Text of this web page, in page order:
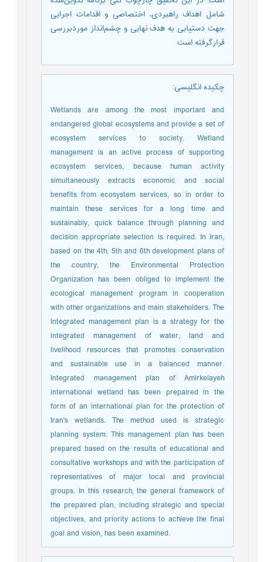
شامل اهداف راهبردی، اختصاصی و اقدامات اجرایی
جهت دستيابی به هدف نهایی و چشم‌انداز موردبررسی
قرارگرفته است
چکیده انگلیسی:
Wetlands are among the most important and
endangered global ecosystems and provide a set of
ecosystem services to society. Wetland
management is an active process of supporting
ecosystem services, because human activity
simultaneously extracts economic and social
benefits from ecosystem services, so in order to
maintain these services for a long time and
sustainably, quick balance through planning and
decision appropriate selection is required. In Iran,
based on the 4th, 5th and 6th development plans of
the country, the Environmental Protection
Organization has been obliged to implement the
ecological management program in cooperation
with other organizations and main stakeholders. The
Integrated management plan is a strategy for the
integrated management of water, land and
livelihood resources that promotes conservation
and sustainable use in a balanced manner.
Integrated management plan of Amirkelayeh
international wetland has been prepaired in the
form of an international plan for the protection of
Iran's wetlands. The method used is strategic
planning system. This management plan has been
prepared based on the results of educational and
consultative workshops and with the participation of
representatives of major local and provincial
groups. In this research, the general framework of
the prepaired plan, including strategic and special
objectives, and priority actions to achieve the final
goal and vision, has been examined.